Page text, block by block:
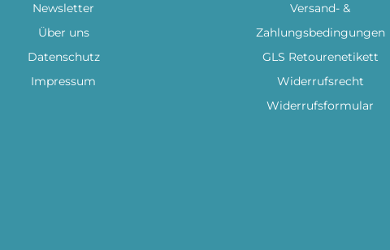
Versand- &
Zahlungsbedingungen
GLS Retourenetikett
Widerrufsrecht
Widerrufsformular
Newsletter
Über uns
Datenschutz
Impressum